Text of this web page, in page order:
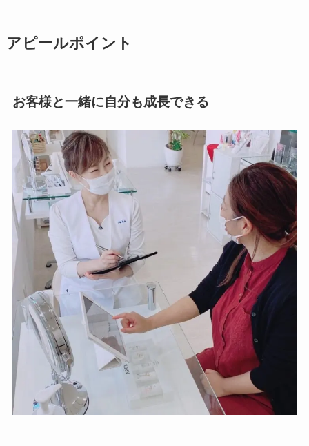
アピールポイント
お客様と一緒に自分も成長できる